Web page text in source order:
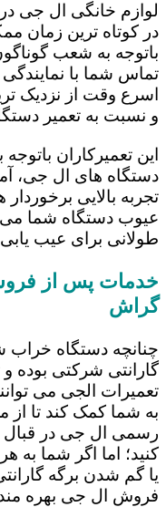
لوازم خانگی ال جی
در کوتاه ترین زمان
باتوجه به شعب
تماس شما با
اسرع وقت از نزدیک
و نسبت به تعمیر
این تعمیرکاران
دستگاه های ال جی،
تجربه بالایی
عیوب دستگاه شما
طولانی برای عیب
خدمات پس از
گراش
چنانچه دستگاه
گارانتی شرکتی بوده
تعمیرات الجی می
به شما کمک کند تا از
رسمی ال جی در قبال
کنید؛ اما اگر شما به
یا گم شدن برگه
فروش ال جی بهره